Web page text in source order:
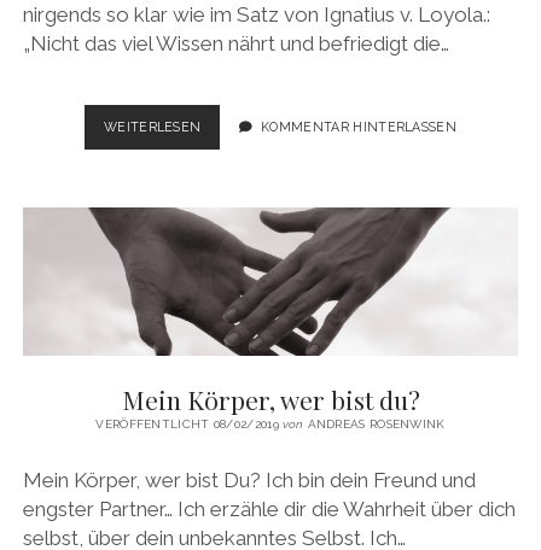
nirgends so klar wie im Satz von Ignatius v. Loyola.:
„Nicht das viel Wissen nährt und befriedigt die…
WEITERLESEN VERSPÜREN
UND
DINGE
VON
INNEN
KOMMENTAR HINTERLASSEN
Mein Körper, wer bist du?
VERÖFFENTLICHT 08/02/2019von ANDREAS ROSENWINK
Mein Körper, wer bist Du? Ich bin dein Freund und
engster Partner… Ich erzähle dir die Wahrheit über dich
selbst, über dein unbekanntes Selbst. Ich…